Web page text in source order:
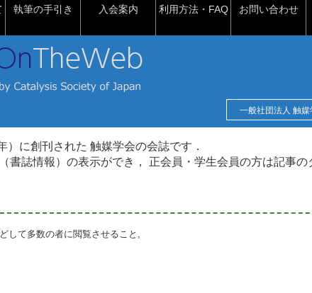
執筆の手引き 入会案内 利用方法・FAQ お問い合わせ
一般社団法人 触媒
）に創刊された 触媒学会の会誌です．
書誌情報）の表示ができ， 正会員・学生会員の方は記事の
して多数の者に閲覧させること,